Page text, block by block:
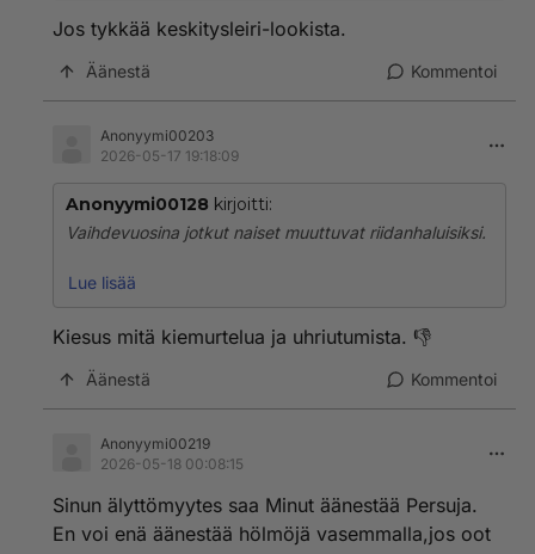
Jos tykkää keskitysleiri-lookista.
Äänestä Kommentoi
Anonyymi00203
2026-05-17 19:18:09
Anonyymi00128 kirjoitti:
Vaihdevuosina jotkut naiset muuttuvat riidanhaluisiksi.
Näin Purra käyttäytyy, kun toimittajat tekevät työtään
https://youtube.com/shorts/qYUJiFQrvMg
Lue lisää
Kiesus mitä kiemurtelua ja uhriutumista. 👎
Äänestä Kommentoi
Anonyymi00219
2026-05-18 00:08:15
Sinun älyttömyytes saa Minut äänestää Persuja.
En voi enä äänestää hölmöjä vasemmalla,jos oot